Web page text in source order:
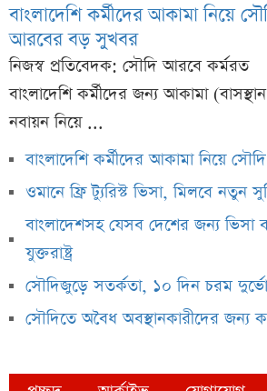
সাকিবের বাড়িতে হামলার পর যা বললেন
সরকারি-বেসরকারি সব হাসপাতাল ও
জরুরি নির্দেশ
রাষ্ট্রপতি নির্বাচন ২০ আগস্ট, প্রার্থী হতে
নবম পে-স্কেল নিয়ে সুখবর, শিগগিরই
Samsung Galaxy S26 FE: দাম ও
র‍্যাব বিলুপ্ত, আসছে নতুন এসআরবি
ঘরে বসে যেভাবে জানা যাবে এসএসসি
এসএসসি ফল প্রকাশের চূড়ান্ত তারিখ
আজ বাড়ল মালয়েশিয়ান রিংগিতের বিনিময়
কমলো সৌদি রিয়ালের বিনিময় হার
বাংলাদেশি কর্মীদের আকামা নিয়ে
আরবের বড় সুখবর
নিজস্ব প্রতিবেদক: সৌদি আরবে কর্মরত
বাংলাদেশি কর্মীদের জন্য আকামা
নবায়ন নিয়ে ...
বাংলাদেশি কর্মীদের আকামা নিয়ে
ওমানে ফ্রি ট্যুরিস্ট ভিসা, মিলবে নতুন
বাংলাদেশসহ যেসব দেশের জন্য ভিসা
যুক্তরাষ্ট্র
সৌদিজুড়ে সতর্কতা, ১০ দিন চরম
সৌদিতে অবৈধ অবস্থানকারীদের জন্য